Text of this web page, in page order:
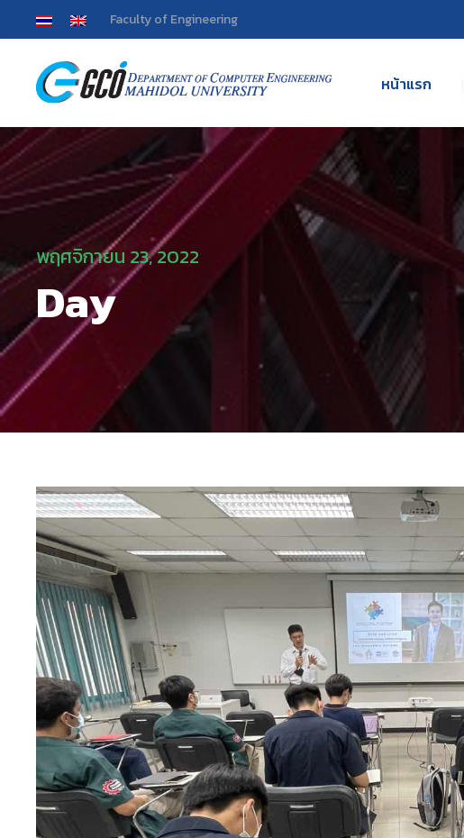
Faculty of Engineering
หน้าแรก
พฤศจิกายน 23, 2022
Day